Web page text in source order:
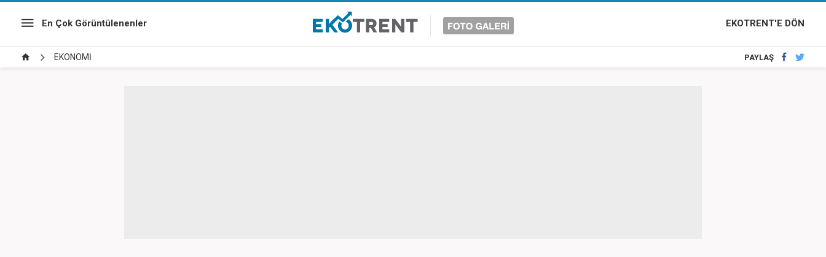
En Çok Görüntülenenler EKOTRENT'E DÖN
EKONOMİ PAYLAŞ